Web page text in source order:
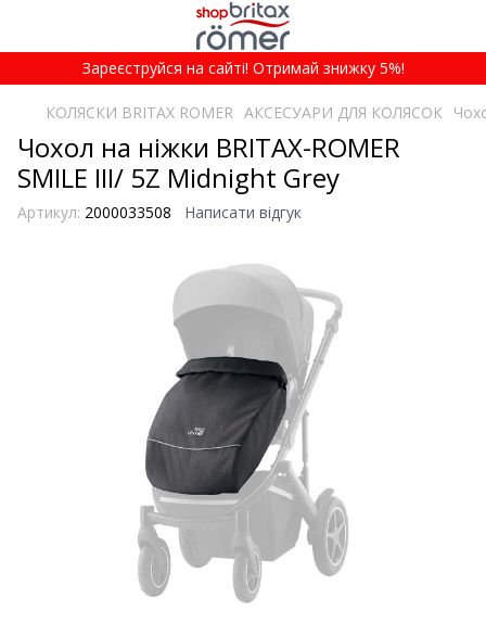
Зареєструйся на сайті! Отримай знижку 5%!
КОЛЯСКИ BRITAX ROMER АКСЕСУАРИ ДЛЯ КОЛЯСОК
Чохол на ніжки BRITAX-ROMER
SMILE III/ 5Z Midnight Grey
Артикул: 2000033508 Написати відгук